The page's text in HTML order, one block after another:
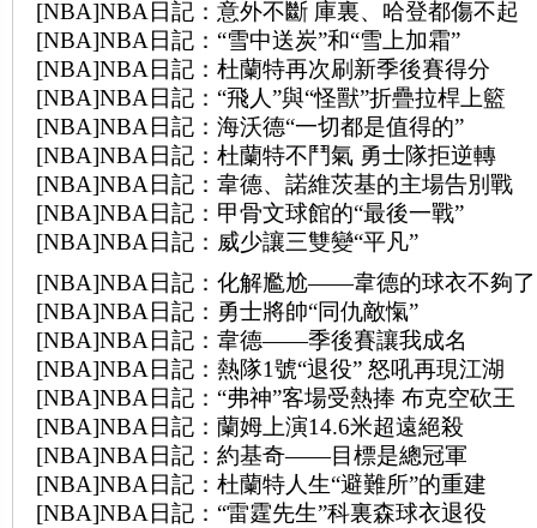
[NBA]NBA日記：意外不斷 庫裏、哈登都傷不起
[NBA]NBA日記：“雪中送炭”和“雪上加霜”
[NBA]NBA日記：杜蘭特再次刷新季後賽得分
[NBA]NBA日記：“飛人”與“怪獸”折疊拉桿上籃
[NBA]NBA日記：海沃德“一切都是值得的”
[NBA]NBA日記：杜蘭特不鬥氣 勇士隊拒逆轉
[NBA]NBA日記：韋德、諾維茨基的主場告別戰
[NBA]NBA日記：甲骨文球館的“最後一戰”
[NBA]NBA日記：威少讓三雙變“平凡”
[NBA]NBA日記：化解尷尬——韋德的球衣不夠了
[NBA]NBA日記：勇士將帥“同仇敵愾”
[NBA]NBA日記：韋德——季後賽讓我成名
[NBA]NBA日記：熱隊1號“退役” 怒吼再現江湖
[NBA]NBA日記：“弗神”客場受熱捧 布克空砍王
[NBA]NBA日記：蘭姆上演14.6米超遠絕殺
[NBA]NBA日記：約基奇——目標是總冠軍
[NBA]NBA日記：杜蘭特人生“避難所”的重建
[NBA]NBA日記：“雷霆先生”科裏森球衣退役